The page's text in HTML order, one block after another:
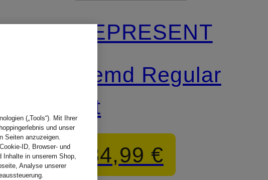
REPRESENT
Hemd Regular
Fit
84,99 €
(„Tools“). Mit Ihrer
und unser
Seiten anzuzeigen.
ID, Browser- und
Inhalte in unserem Shop,
Analyse unserer